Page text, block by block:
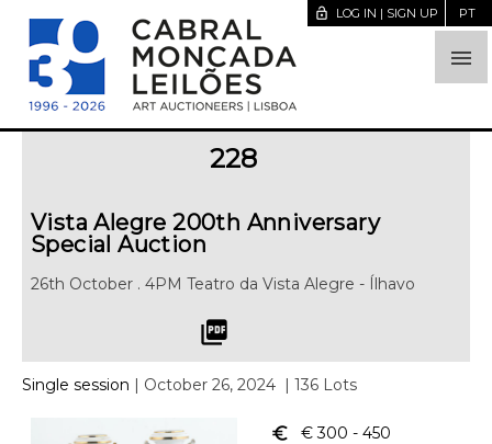

lock_open LOG IN | SIGN UP PT
228
Vista Alegre 200th Anniversary
Special Auction
26th October . 4PM Teatro da Vista Alegre - Ílhavo
picture_as_pdf
Single session | October 26, 2024 | 136 Lots
euro_symbol € 300 - 450